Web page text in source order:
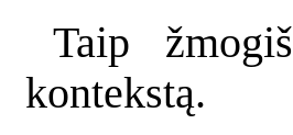
Taip
kontekstą.